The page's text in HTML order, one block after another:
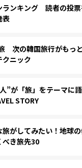
ランキング 読者の投
表
次の韓国旅行がもっ
クニック
”が「旅」をテーマに
STORY
旅がしてみたい！地球
べき旅先30